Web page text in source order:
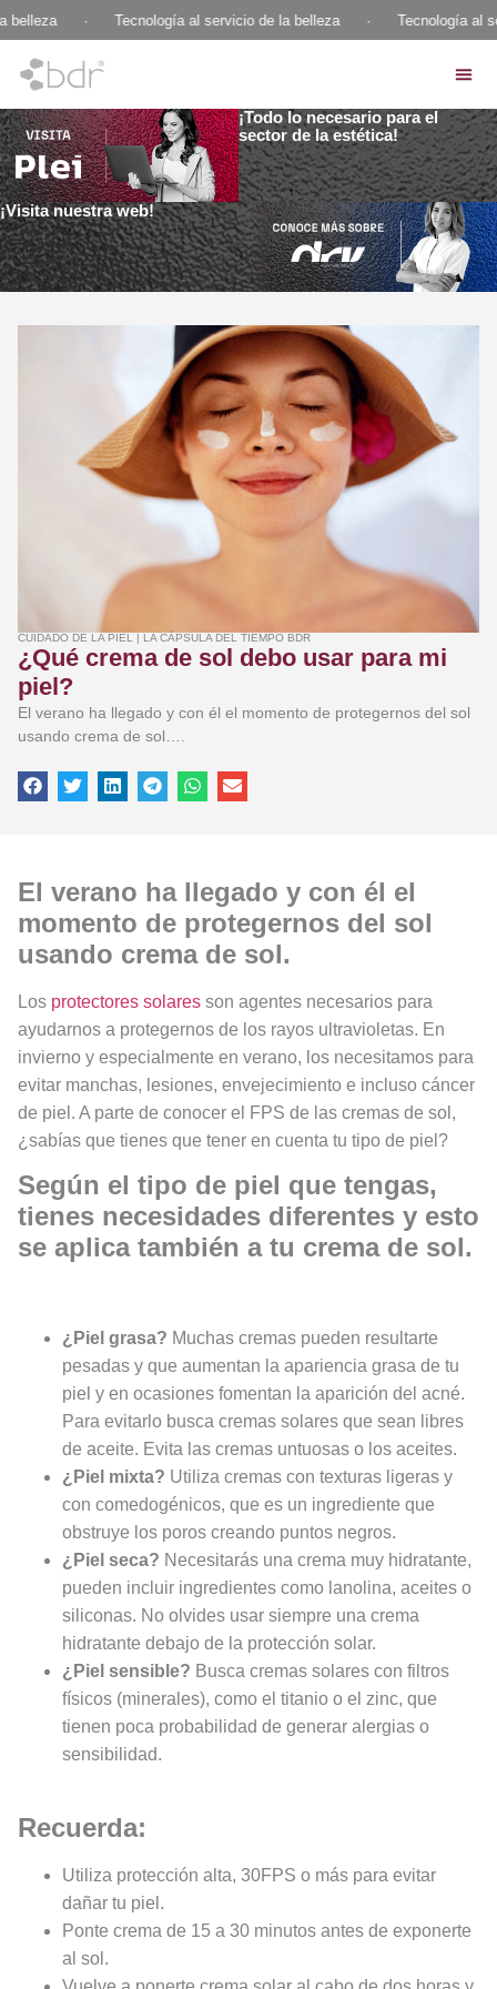
Tecnología al servicio de la belleza Tecnología al
¡Todo lo necesario para el
sector de la estética!
¡Visita nuestra web!
CUIDADO DE LA PIEL | LA CÁPSULA DEL TIEMPO BDR
¿Qué crema de sol debo usar para mi
piel?
El verano ha llegado y con él el momento de protegernos del sol
usando crema de sol….
El verano ha llegado y con él el
momento de protegernos del sol
usando crema de sol.
Los protectores solares son agentes necesarios para
ayudarnos a protegernos de los rayos ultravioletas. En
invierno y especialmente en verano, los necesitamos para
evitar manchas, lesiones, envejecimiento e incluso cáncer
de piel. A parte de conocer el FPS de las cremas de sol,
¿sabías que tienes que tener en cuenta tu tipo de piel?
Según el tipo de piel que tengas,
tienes necesidades diferentes y esto
se aplica también a tu crema de sol.
¿Piel grasa? Muchas cremas pueden resultarte
pesadas y que aumentan la apariencia grasa de tu
piel y en ocasiones fomentan la aparición del acné.
Para evitarlo busca cremas solares que sean libres
de aceite. Evita las cremas untuosas o los aceites.
¿Piel mixta? Utiliza cremas con texturas ligeras y
con comedogénicos, que es un ingrediente que
obstruye los poros creando puntos negros.
¿Piel seca? Necesitarás una crema muy hidratante,
pueden incluir ingredientes como lanolina, aceites o
siliconas. No olvides usar siempre una crema
hidratante debajo de la protección solar.
¿Piel sensible? Busca cremas solares con filtros
físicos (minerales), como el titanio o el zinc, que
tienen poca probabilidad de generar alergias o
sensibilidad.
Recuerda:
Utiliza protección alta, 30FPS o más para evitar
dañar tu piel.
Ponte crema de 15 a 30 minutos antes de exponerte
al sol.